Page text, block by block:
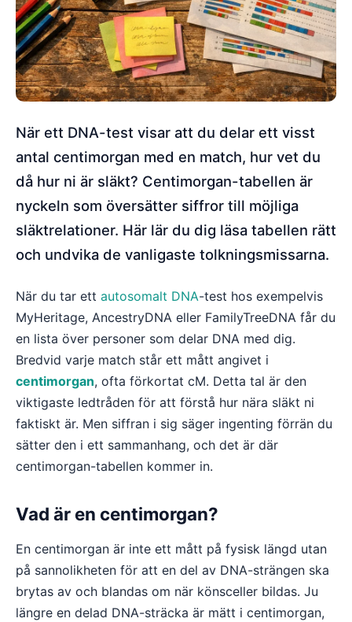
När ett DNA-test visar att du delar ett visst
antal centimorgan med en match, hur vet du
då hur ni är släkt? Centimorgan-tabellen är
nyckeln som översätter siffror till möjliga
släktrelationer. Här lär du dig läsa tabellen rätt
och undvika de vanligaste tolkningsmissarna.
När du tar ett autosomalt DNA-test hos exempelvis
MyHeritage, AncestryDNA eller FamilyTreeDNA får du
en lista över personer som delar DNA med dig.
Bredvid varje match står ett mått angivet i
centimorgan, ofta förkortat cM. Detta tal är den
viktigaste ledtråden för att förstå hur nära släkt ni
faktiskt är. Men siffran i sig säger ingenting förrän du
sätter den i ett sammanhang, och det är där
centimorgan-tabellen kommer in.
Vad är en centimorgan?
En centimorgan är inte ett mått på fysisk längd utan
på sannolikheten för att en del av DNA-strängen ska
brytas av och blandas om när könsceller bildas. Ju
längre en delad DNA-sträcka är mätt i centimorgan,